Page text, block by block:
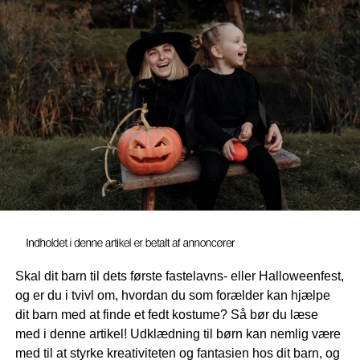
Hue og halse disse
Huen er en nødvendighed til den danske vinter. En rigtig
god hue er lavet med uld, og så er der vindbeskyttelse på
siderne. Det betyder, at vinden ikke bare suser direkte
igennem og gør ørene kolde. Man kan vælge den
samlede løsning, hvor huen er en såkaldt elefanthue, der
går ned og varmer halsen også, eller man kan købe en
separat hue, der kun dække til ørene.
enten anskaffe et halstørklæde eller en halse disse, som
bandlyste i de flere institutioner, da de forbindes med en
kvælningsfare, hvis personalet er uopmærksomme i et
øjeblik.
Skal dit barn til dets første fastelavns- eller Halloweenfest,
og er du i tvivl om, hvordan du som forælder kan hjælpe
dit barn med at finde et fedt kostume? Så bør du læse
med i denne artikel! Udklædning til børn kan nemlig være
med til at styrke kreativiteten og fantasien hos dit barn, og